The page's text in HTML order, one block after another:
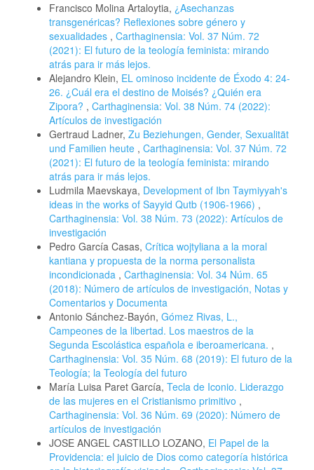
Francisco Molina Artaloytia, ¿Asechanzas
transgenéricas? Reflexiones sobre género y
sexualidades , Carthaginensia: Vol. 37 Núm. 72
(2021): El futuro de la teología feminista: mirando
atrás para ir más lejos.
Alejandro Klein, EL ominoso incidente de Éxodo 4: 24-
26. ¿Cuál era el destino de Moisés? ¿Quién era
Zipora? , Carthaginensia: Vol. 38 Núm. 74 (2022):
Artículos de investigación
Gertraud Ladner, Zu Beziehungen, Gender, Sexualität
und Familien heute , Carthaginensia: Vol. 37 Núm. 72
(2021): El futuro de la teología feminista: mirando
atrás para ir más lejos.
Ludmila Maevskaya, Development of Ibn Taymiyyah's
ideas in the works of Sayyid Qutb (1906-1966) ,
Carthaginensia: Vol. 38 Núm. 73 (2022): Artículos de
investigación
Pedro García Casas, Crítica wojtyliana a la moral
kantiana y propuesta de la norma personalista
incondicionada , Carthaginensia: Vol. 34 Núm. 65
(2018): Número de artículos de investigación, Notas y
Comentarios y Documenta
Antonio Sánchez-Bayón, Gómez Rivas, L.,
Campeones de la libertad. Los maestros de la
Segunda Escolástica española e iberoamericana. ,
Carthaginensia: Vol. 35 Núm. 68 (2019): El futuro de la
Teología; la Teología del futuro
María Luisa Paret García, Tecla de Iconio. Liderazgo
de las mujeres en el Cristianismo primitivo ,
Carthaginensia: Vol. 36 Núm. 69 (2020): Número de
artículos de investigación
JOSE ANGEL CASTILLO LOZANO, El Papel de la
Providencia: el juicio de Dios como categoría histórica